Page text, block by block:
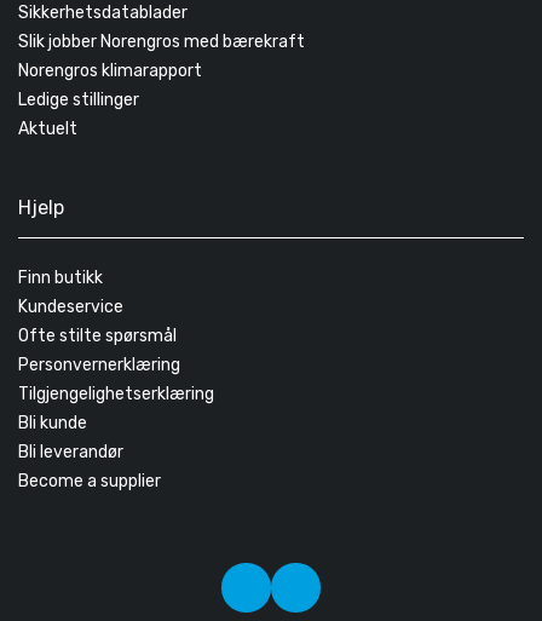
Sikkerhetsdatablader
Slik jobber Norengros med bærekraft
Norengros klimarapport
Ledige stillinger
Aktuelt
Hjelp
Finn butikk
Kundeservice
Ofte stilte spørsmål
Personvernerklæring
Tilgjengelighetserklæring
Bli kunde
Bli leverandør
Become a supplier